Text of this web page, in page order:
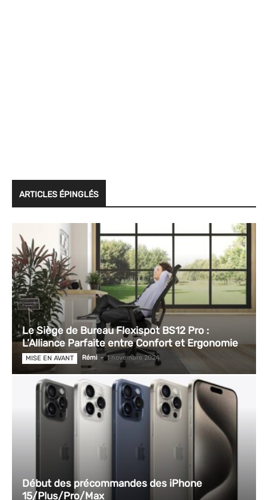
ARTICLES ÉPINGLÉS
Le Siège de Bureau Flexispot BS12 Pro :
L’Alliance Parfaite entre Confort et Ergonomie
MISE EN AVANT Rémi - 1 novembre 2024
Début des précommandes des iPhone
15/Plus/Pro/Max